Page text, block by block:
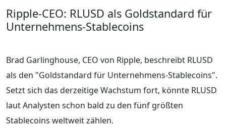
Ripple-CEO: RLUSD als Goldstandard für
Unternehmens-Stablecoins
Brad Garlinghouse, CEO von Ripple, beschreibt RLUSD
als den "Goldstandard für Unternehmens-Stablecoins".
Setzt sich das derzeitige Wachstum fort, könnte RLUSD
laut Analysten schon bald zu den fünf größten
Stablecoins weltweit zählen.